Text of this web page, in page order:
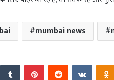
mumbai news
TumblrPinterestReddit